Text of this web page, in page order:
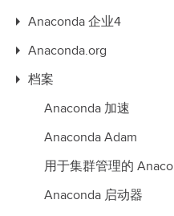
Anaconda 企业4
Anaconda.org
档案
Anaconda 加速
Anaconda Adam
用于集群管理的
Anaconda 启动器